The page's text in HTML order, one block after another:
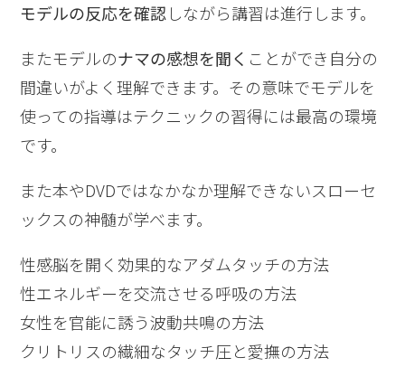
モデルの反応を確認しながら講習は進行します。
またモデルのナマの感想を聞く ことができ自分の
間違いがよく理解できます。その意味でモデルを
使っての指導はテクニックの習得には最高の環境
です。
また本やDVDではなかなか理解できないスローセ
ックスの神髄が学べます。
性感脳を開く効果的なアダムタッチの方法
性エネルギーを交流させる呼吸の方法
女性を官能に誘う波動共鳴の方法
クリトリスの繊細なタッチ圧と愛撫の方法